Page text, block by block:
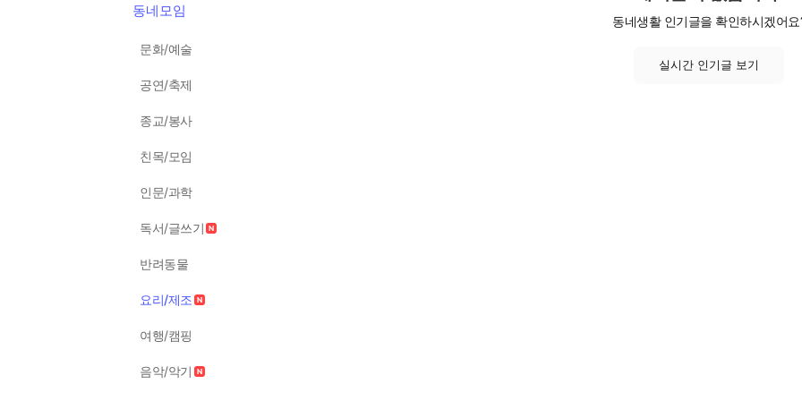
동네모임
문화/예술
공연/축제
종교/봉사
친목/모임
인문/과학
독서/글쓰기
반려동물
요리/제조
여행/캠핑
음악/악기
동네생활 인기글을 확인하시겠어요
실시간 인기글 보기